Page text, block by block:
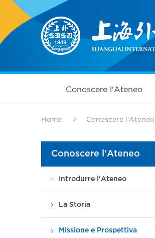
Conoscere l'Ateneo
Home > Conoscere l'Ateneo
Conoscere l'Ateneo
Introdurre l'Ateneo
La Storia
Missione e Prospettiva